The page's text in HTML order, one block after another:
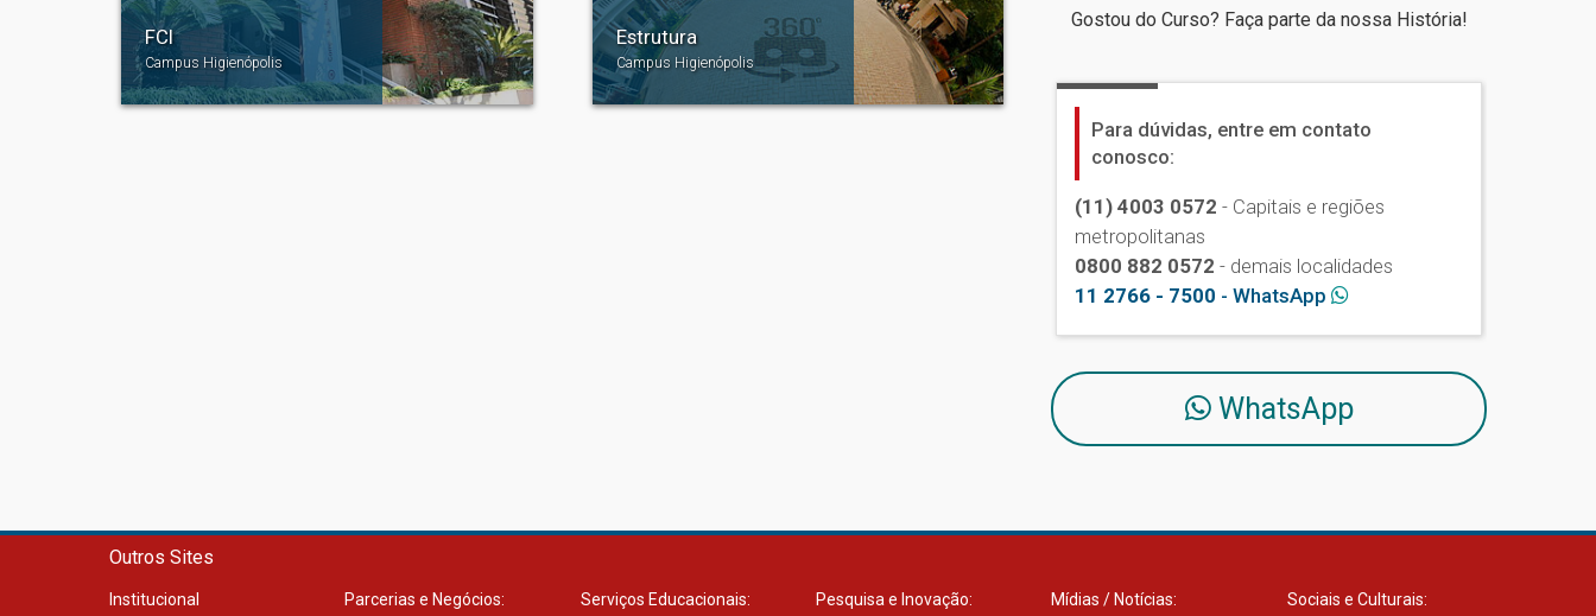
FCI
Campus Higienópolis
Estrutura
Campus Higienópolis
Gostou do Curso? Faça parte da nossa História!
Para dúvidas, entre em contato
conosco:
(11) 4003 0572 - Capitais e regiões
metropolitanas
0800 882 0572 - demais localidades
11 2766 - 7500 - WhatsApp
WhatsApp
Outros Sites
Institucional
Parcerias e Negócios:
Serviços Educacionais:
Pesquisa e Inovação:
Mídias / Notícias:
Sociais e Culturais: